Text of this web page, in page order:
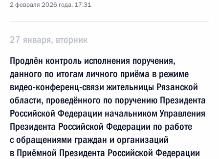
2 февраля 2026 года, 17:31
27 января, вторник
Продлён контроль исполнения поручения,
данного по итогам личного приёма в режиме
видео-конференц-связи жительницы Рязанской
области, проведённого по поручению Президента
Российской Федерации начальником Управления
Президента Российской Федерации по работе
с обращениями граждан и организаций
в Приёмной Президента Российской Федерации